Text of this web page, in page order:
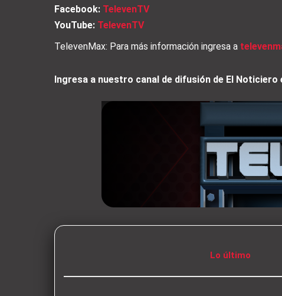
Facebook: TelevenTV
YouTube: TelevenTV
TelevenMax: Para más información ingresa a
Ingresa a nuestro canal de difusión de El
Lo último